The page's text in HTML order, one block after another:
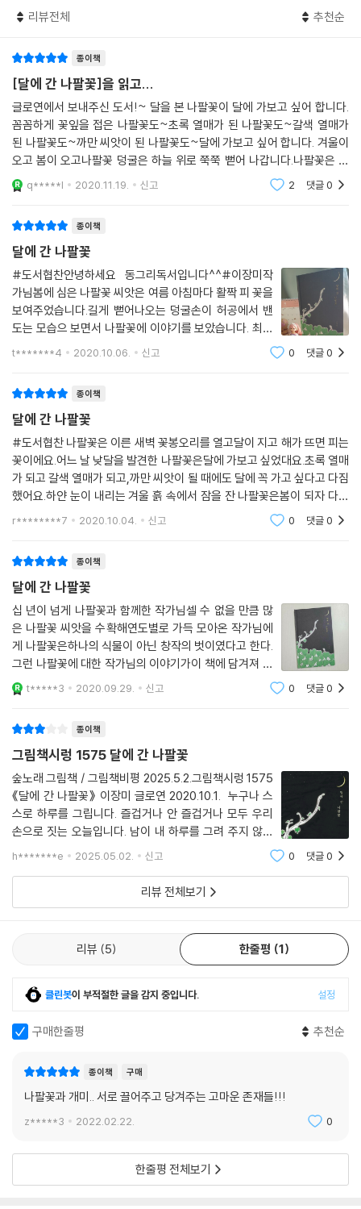
리뷰전체 추천순
종이책
[달에 간 나팔꽃]을 읽고...
글로연에서 보내주신 도서!~ 달을 본 나팔꽃이 달에 가보고 싶어 합니다.
꼼꼼하게 꽃잎을 접은 나팔꽃도~초록 열매가 된 나팔꽃도~갈색 열매가
된 나팔꽃도~까만 씨앗이 된 나팔꽃도~달에 가보고 싶어 합니다. 겨울이
오고 봄이 오고나팔꽃 덩굴은 하늘 위로 쭉쭉 뻗어 나갑니다.나팔꽃은 끝
까지 포기하지 않고 달에 가기 위해 도전합니다. 마지막 장에 개미의 한마
디!!!"최선을 다했어."
q*****l 2020.11.19. 신고 2 댓글0
종이책
달에 간 나팔꽃
#도서협찬안녕하세요 동그리독서입니다^^#이장미작
가님봄에 심은 나팔꽃 씨앗은 여름 아침마다 활짝 피 꽃을
보여주었습니다.길게 뻗어나오는 덩굴손이 허공에서 밴
도는 모습으 보면서 나팔꽃에 이야기를 보았습니다. 최선
을 다한 나팔꽃과 개미가 내내 행복하길 바랍니다. 쓰고
t*******4 2020.10.06. 신고 0 댓글0
종이책
달에 간 나팔꽃
#도서협찬 나팔꽃은 이른 새벽 꽃봉오리를 열고달이 지고 해가 뜨면 피는
꽃이에요.어느 날 낮달을 발견한 나팔꽃은달에 가보고 싶었대요.초록 열매
가 되고 갈색 열매가 되고,까만 씨앗이 될 때에도 달에 꼭 가고 싶다고 다짐
했어요.하얀 눈이 내리는 겨울 흙 속에서 잠을 잔 나팔꽃은봄이 되자 다시
무럭무럭 자라요.나팔꽃은 하늘 위로 올라 달을 향해 보고 싶은 달에게 나
r********7 2020.10.04. 신고 0 댓글0
종이책
달에 간 나팔꽃
십 년이 넘게 나팔꽃과 함께한 작가님셀 수 없을 만큼 많
은 나팔꽃 씨앗을 수확해연도별로 가득 모아온 작가님에
게 나팔꽃은하나의 식물이 아닌 창작의 벗이였다고 한다.
그런 나팔꽃에 대한 작가님의 이야기가이 책에 담겨져 있
다.낮달을 본 나팔꽃은 달에 가고 싶었습니다.나팔꽃은 초
록열매가 되어도 갈색열매가 되어도까만 씨앗이 되어 흙
t*****3 2020.09.29. 신고 0 댓글0
종이책
그림책시렁 1575 달에 간 나팔꽃
숲노래 그림책 / 그림책비평 2025.5.2.그림책시렁 1575
《달에 간 나팔꽃》 이장미 글로연 2020.10.1. 누구나 스
스로 하루를 그립니다. 즐겁거나 안 즐겁거나 모두 우리
손으로 짓는 오늘입니다. 남이 내 하루를 그려 주지 않습
니다. 남이 내 삶을 보내지 않아요. 나는 나로서 일어서며
로 마주합니다. 사람도 새도 개구리도 풀꽃
h*******e 2025.05.02. 신고 0 댓글0
리뷰 전체보기
리뷰 5 한줄평 1
클린봇이 부적절한 글을 감지 중입니다. 설정
구매한줄평 추천순
종이책 구매
나팔꽃과 개미.. 서로 끌어주고 당겨주는 고마운 존재들!!!
z*****3 2022.02.22. 0
한줄평 전체보기